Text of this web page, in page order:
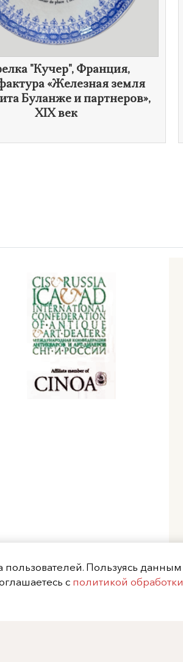
"Кучер", Франция,
«Железная земля
Буланже и партнеров»,
XIX век
пользователей. Пользуясь данным
с политикой обработки